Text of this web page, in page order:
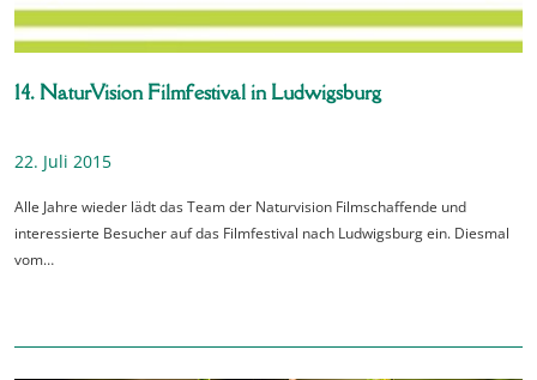
14. NaturVision Filmfestival in Ludwigsburg
22. Juli 2015
Alle Jahre wieder lädt das Team der Naturvision Filmschaffende und
interessierte Besucher auf das Filmfestival nach Ludwigsburg ein. Diesmal
vom…